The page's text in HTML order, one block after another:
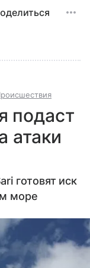
подаст
атаки
готовят иск
море